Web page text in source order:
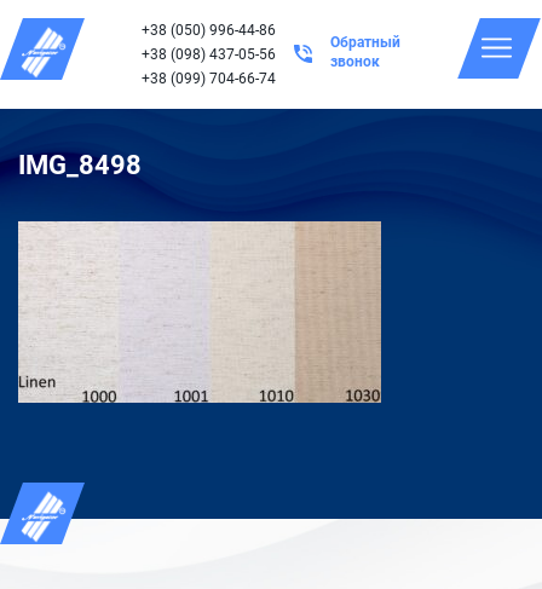
+38 (050) 996-44-86
+38 (098) 437-05-56
+38 (099) 704-66-74
Обратный
звонок
IMG_8498